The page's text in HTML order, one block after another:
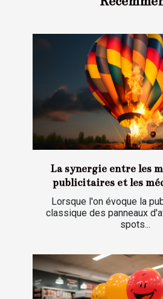
La synergie entre les
publicitaires et les
Lorsque l'on évoque la
classique des panneaux
spots...